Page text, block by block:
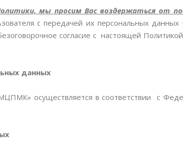
мы просим Вас воздержаться от
с передачей их персональных
согласие с настоящей
данных
осуществляется в соответствии с